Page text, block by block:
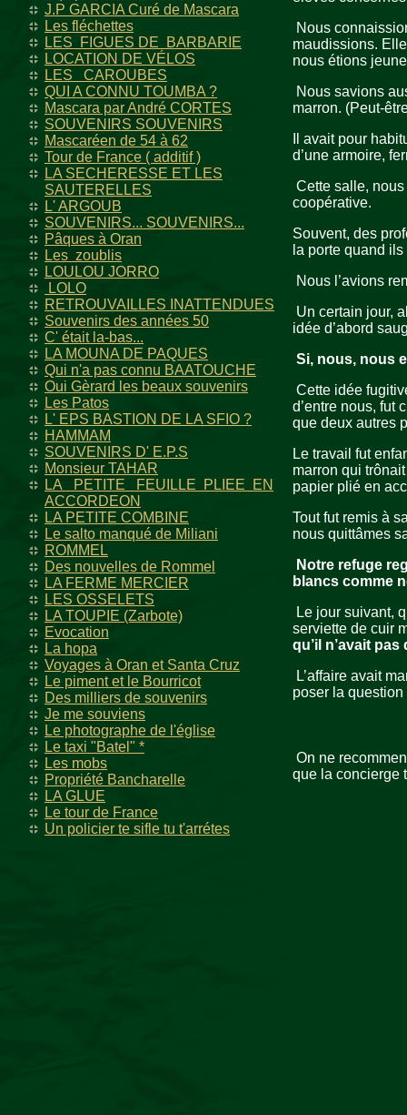
J.P GARCIA Curé de Mascara
Les fléchettes
LES FIGUES DE BARBARIE
LOCATION DE VÉLOS
LES CAROUBES
QUI A CONNU TOUMBA ?
Mascara par André CORTES
SOUVENIRS SOUVENIRS
Mascaréen de 54 à 62
Tour de France ( additif )
LA SECHERESSE ET LES
SAUTERELLES
L' ARGOUB
SOUVENIRS... SOUVENIRS...
Pâques à Oran
Les zoublis
LOULOU JORRO
LOLO
RETROUVAILLES INATTENDUES
Souvenirs des années 50
C' était la-bas...
LA MOUNA DE PAQUES
Qui n'a pas connu BAATOUCHE
Oui Gèrard les beaux souvenirs
Les Patos
L' EPS BASTION DE LA SFIO ?
HAMMAM
SOUVENIRS D' E.P.S
Monsieur TAHAR
LA PETITE FEUILLE PLIEE EN
ACCORDEON
LA PETITE COMBINE
Le salto manqué de Miliani
ROMMEL
Des nouvelles de Rommel
LA FERME MERCIER
LES OSSELETS
LA TOUPIE (Zarbote)
Evocation
La hopa
Voyages à Oran et Santa Cruz
Le piment et le Bourricot
Des milliers de souvenirs
Je me souviens
Le photographe de l'église
Le taxi "Batel" *
Les mobs
Propriété Bancharelle
LA GLUE
Le tour de France
Un policier te sifle tu t'arrétes
Nous
maudissions.
nous étions
Nous savions
marron. (Peut-
Il avait pour
d’une armoire,
Cette salle,
coopérative.
Souvent, des
la porte quand
Nous l’avions
Un certain jour,
idée d’abord
Si, nous, nous
Cette idée
d’entre nous, fut
que deux autres
Le travail fut
marron qui
papier plié en
Tout fut remis à
nous quittâmes
Notre refuge
blancs comme
Le jour suivant,
serviette de cuir
qu’il n’avait
L’affaire avait
poser la
On ne
que la concierge